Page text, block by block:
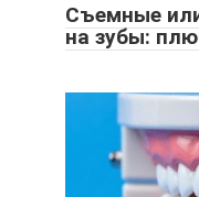
Съемные
на зубы: